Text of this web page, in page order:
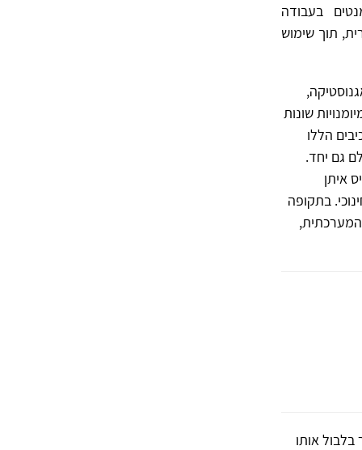
בעבודה
תוך שימוש
שונות
הללו
גם יחד.
איתן
בתקופה
המערכתית,
אותו